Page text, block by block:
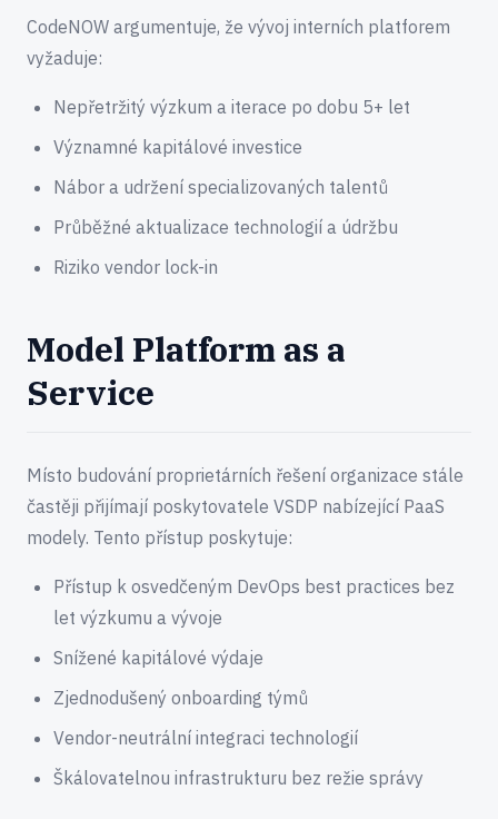
CodeNOW argumentuje, že vývoj interních platforem
vyžaduje:
Nepřetržitý výzkum a iterace po dobu 5+ let
Významné kapitálové investice
Nábor a udržení specializovaných talentů
Průběžné aktualizace technologií a údržbu
Riziko vendor lock-in
Model Platform as a
Service
Místo budování proprietárních řešení organizace stále
častěji přijímají poskytovatele VSDP nabízející PaaS
modely. Tento přístup poskytuje:
Přístup k osvedčeným DevOps best practices bez
let výzkumu a vývoje
Snížené kapitálové výdaje
Zjednodušený onboarding týmů
Vendor-neutrální integraci technologií
Škálovatelnou infrastrukturu bez režie správy